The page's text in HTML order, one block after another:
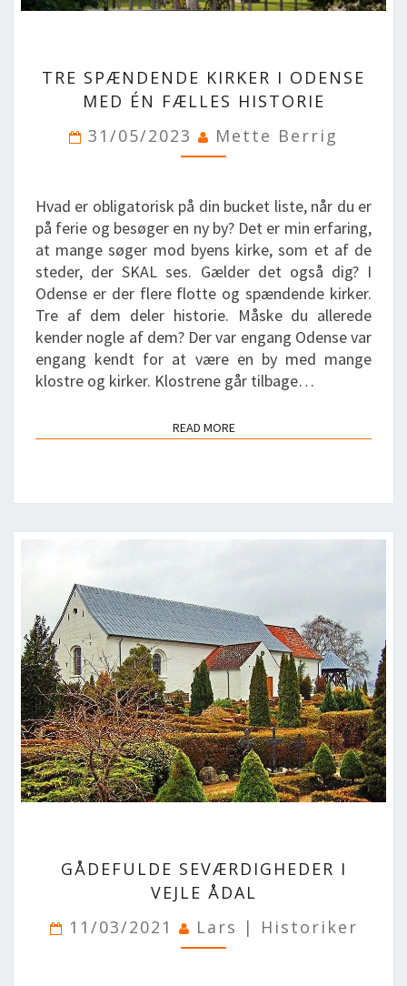
SPÆNDENDE
KIRKER
ODENSE
MED
FÆLLES
HISTORIE
TRE SPÆNDENDE KIRKER I ODENSE
MED ÉN FÆLLES HISTORIE
31/05/2023
Mette Berrig
Hvad er obligatorisk på din bucket liste, når du er
på ferie og besøger en ny by? Det er min erfaring,
at mange søger mod byens kirke, som et af de
steder, der SKAL ses. Gælder det også dig? I
Odense er der flere flotte og spændende kirker.
Tre af dem deler historie. Måske du allerede
kender nogle af dem? Der var engang Odense var
engang kendt for at være en by med mange
klostre og kirker. Klostrene går tilbage…
READ MORE
READ MORE
SEVÆRDIGHEDER
ÅDAL
GÅDEFULDE SEVÆRDIGHEDER I
VEJLE ÅDAL
11/03/2021
Lars | Historiker